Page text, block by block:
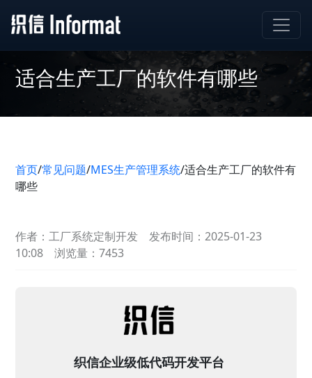
适合生产工厂的软件有哪些
首页/常见问题/MES生产管理系统/适合生产工厂的软件有
哪些
作者：工厂系统定制开发
发布时间：2025-01-23
10:08
浏览量：7453
织信企业级低代码开发平台